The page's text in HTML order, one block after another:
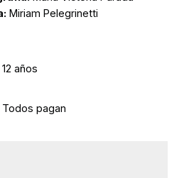
Miriam Pelegrinetti
años
Todos pagan